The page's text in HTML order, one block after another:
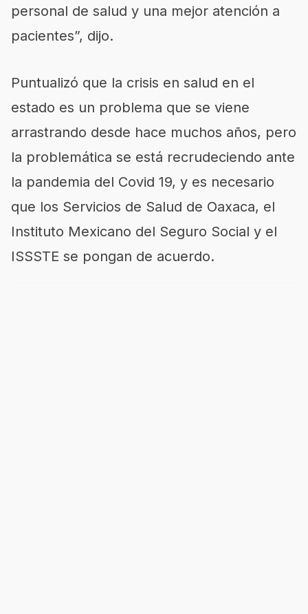
personal de salud y una mejor atención a
pacientes”, dijo.
Puntualizó que la crisis en salud en el
estado es un problema que se viene
arrastrando desde hace muchos años, pero
la problemática se está recrudeciendo ante
la pandemia del Covid 19, y es necesario
que los Servicios de Salud de Oaxaca, el
Instituto Mexicano del Seguro Social y el
ISSSTE se pongan de acuerdo.